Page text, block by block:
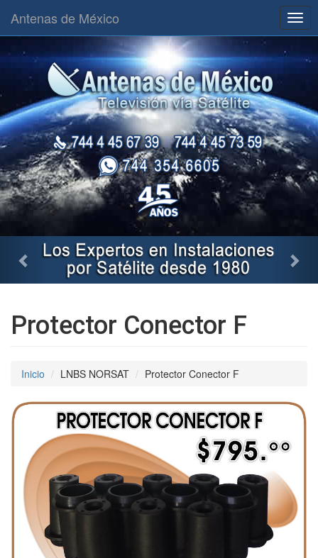
Antenas de México
Protector Conector F
Inicio LNBS NORSAT Protector Conector F